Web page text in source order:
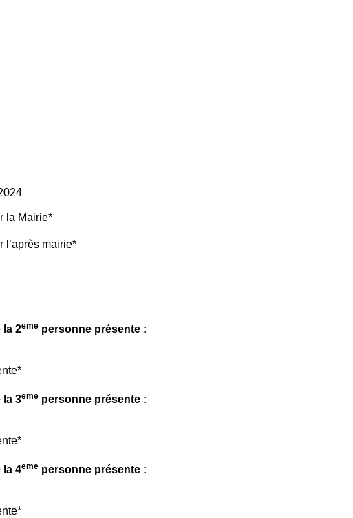
la Mairie*
l’après mairie*
la 2eme personne présente :
*
la 3eme personne présente :
*
la 4eme personne présente :
*